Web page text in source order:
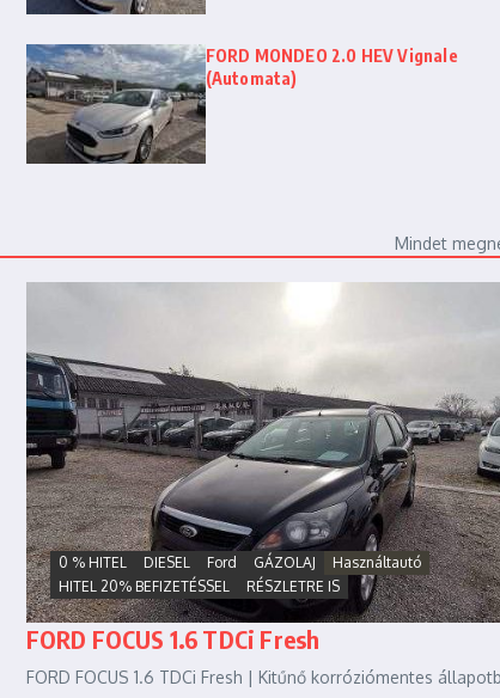
FORD MONDEO 2.0 HEV Vignale
(Automata)
Mindet
0 % HITEL DIESEL Ford GÁZOLAJ
Használtautó
HITEL 20% BEFIZETÉSSEL
RÉSZLETRE IS
FORD FOCUS 1.6 TDCi Fresh
FORD FOCUS 1.6 TDCi Fresh | Kitűnő korróziómentes